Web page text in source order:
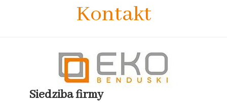
Kontakt
Siedziba firmy